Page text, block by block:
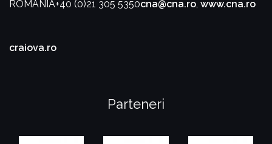
ROMÂNIA+40 (0)21 305 5350cna@cna.ro www.cna.ro
craiova.ro
Parteneri